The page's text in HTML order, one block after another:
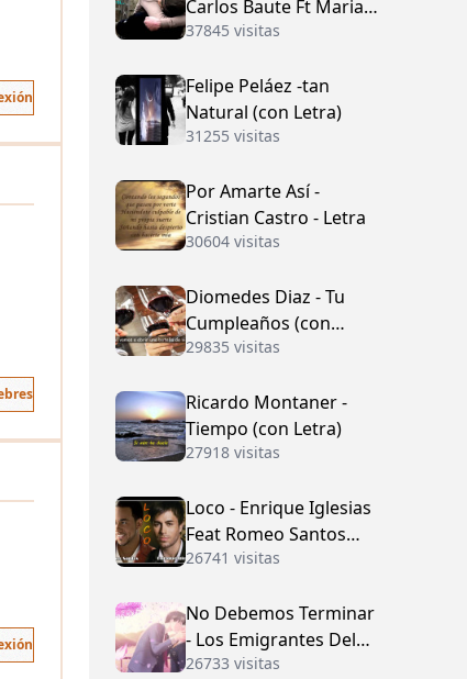
Carlos Baute Ft Maria
José (con Letra)
37845 visitas
Felipe Peláez -tan
Natural (con Letra)
31255 visitas
Por Amarte Así -
Cristian Castro - Letra
30604 visitas
Diomedes Diaz - Tu
Cumpleaños (con
Letra)
29835 visitas
Ricardo Montaner -
Tiempo (con Letra)
27918 visitas
Loco - Enrique Iglesias
Feat Romeo Santos
(con Letra)
26741 visitas
No Debemos Terminar
- Los Emigrantes Del
Vallenato
26733 visitas